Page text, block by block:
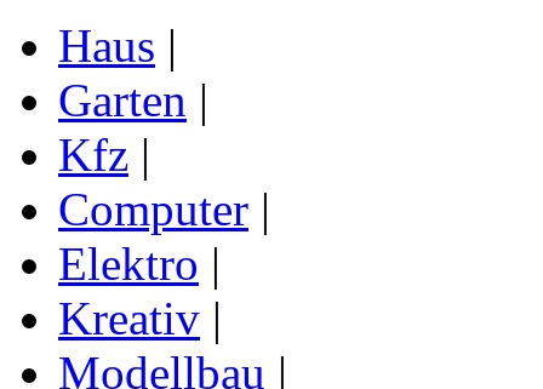
Haus |
Garten |
Kfz |
Computer |
Elektro |
Kreativ |
Modellbau |